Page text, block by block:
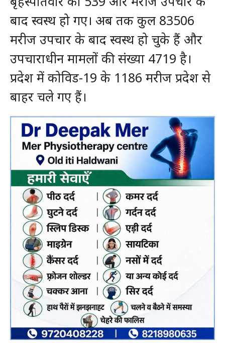
बाद स्वस्थ हो गए। अब तक कुल 83506
मरीज उपचार के बाद स्वस्थ हो चुके हैं और
उपचाराधीन मामलों की संख्या 4719 है।
प्रदेश में कोविड-19 के 1186 मरीज प्रदेश से
बाहर चले गए हैं।